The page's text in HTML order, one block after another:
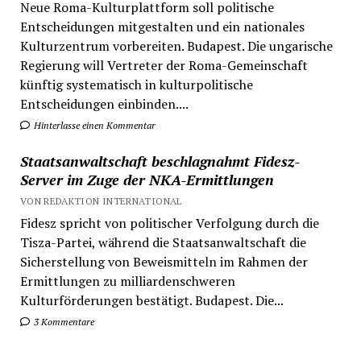
Neue Roma-Kulturplattform soll politische
Entscheidungen mitgestalten und ein nationales
Kulturzentrum vorbereiten. Budapest. Die ungarische
Regierung will Vertreter der Roma-Gemeinschaft
künftig systematisch in kulturpolitische
Entscheidungen einbinden....
Hinterlasse einen Kommentar
Staatsanwaltschaft beschlagnahmt Fidesz-
Server im Zuge der NKA-Ermittlungen
VON REDAKTION INTERNATIONAL
Fidesz spricht von politischer Verfolgung durch die
Tisza-Partei, während die Staatsanwaltschaft die
Sicherstellung von Beweismitteln im Rahmen der
Ermittlungen zu milliardenschweren
Kulturförderungen bestätigt. Budapest. Die...
3 Kommentare